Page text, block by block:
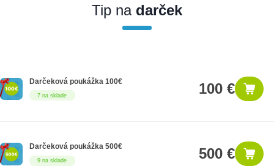
nakupovať ako firemný zákazník, musíte sa pred nákupom
registrovať. Registrácia podlieha overeniu.
Tip nadarček
7 na sklade
Darčeková poukážka 100€ 100 €
9 na sklade
Darčeková poukážka 500€ 500 €